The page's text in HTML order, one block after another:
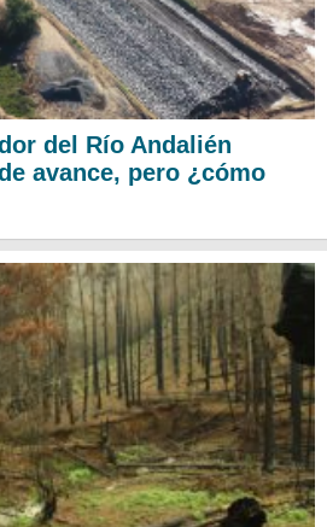
del Río Andalién
avance, pero ¿cómo